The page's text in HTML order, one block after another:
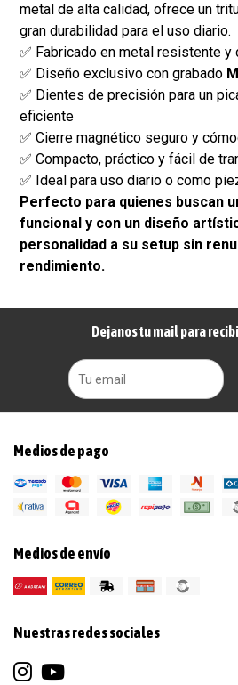
metal de alta calidad, ofrece un
gran durabilidad para el uso diario.
✅ Fabricado en metal resistente y
✅ Diseño exclusivo con grabado
✅ Dientes de precisión para un
eficiente
✅ Cierre magnético seguro y
✅ Compacto, práctico y fácil de
✅ Ideal para uso diario o como
Perfecto para quienes buscan
funcional y con un diseño
personalidad a su setup sin
rendimiento.
Dejanos tu mail para
Medios de pago
Medios de envío
Nuestras redes sociales